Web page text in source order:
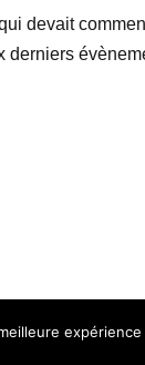
devait
derniers